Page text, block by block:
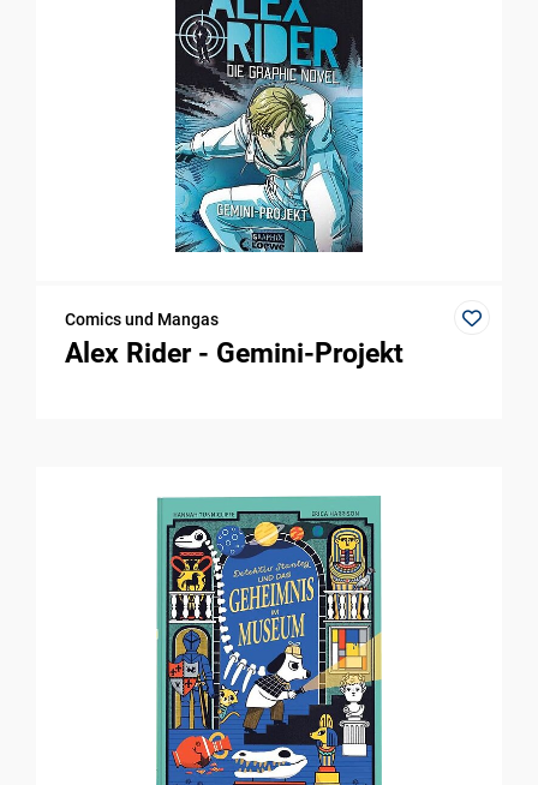
Comics und Mangas
Alex Rider - Gemini-Projekt